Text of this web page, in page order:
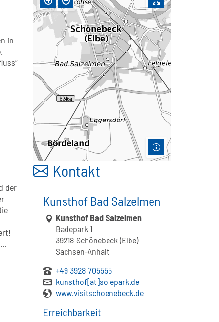
in
der
Kontakt
Kunsthof Bad Salzelmen
Link zur Google-Maps Navigation
Kunsthof Bad Salzelmen
Badepark 1
39218 Schönebeck (Elbe)
Sachsen-Anhalt
+49 3928 705555
kunsthof[at]solepark.de
www.visitschoenebeck.de
Erreichbarkeit